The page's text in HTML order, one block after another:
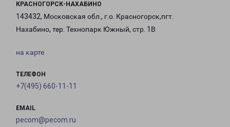
КРАСНОГОРСК-НАХАБИНО
143432, Московская обл., г.о. Красногорск,пгт.
Нахабино, тер. Технопарк Южный, стр. 1В
на карте
ТЕЛЕФОН
+7(495) 660-11-11
EMAIL
pecom@pecom.ru